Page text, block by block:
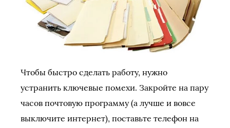
Чтобы быстро сделать работу, нужно
устранить ключевые помехи. Закройте на пару
часов почтовую программу (а лучше и вовсе
выключите интернет), поставьте телефон на